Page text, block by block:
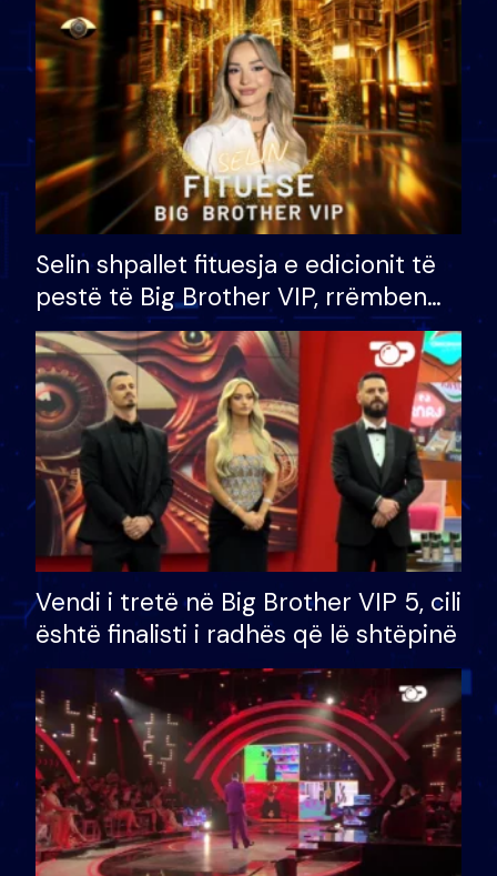
Selin shpallet fituesja e edicionit të
pestë të Big Brother VIP, rrëmben
çmimin e madh prej 100 mijë eurosh
Vendi i tretë në Big Brother VIP 5, cili
është finalisti i radhës që lë shtëpinë